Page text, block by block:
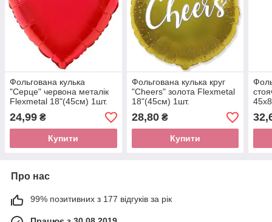
Фольгована кулька
"Серце" червона металік
Flexmetal 18"(45см) 1шт.
24,99 ₴
Купити
Фольгована кулька круг
"Cheers" золота Flexmetal
18"(45см) 1шт.
28,80₴
Купити
Про нас
99% позитивних з 177 відгуків за рік